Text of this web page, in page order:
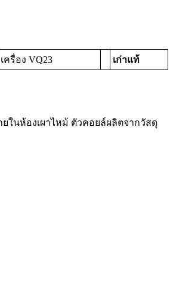
เครื่อง VQ23 เก่าแท้
ในห้องเผาไหม้ ตัวคอยล์ผลิตจากวัสดุ